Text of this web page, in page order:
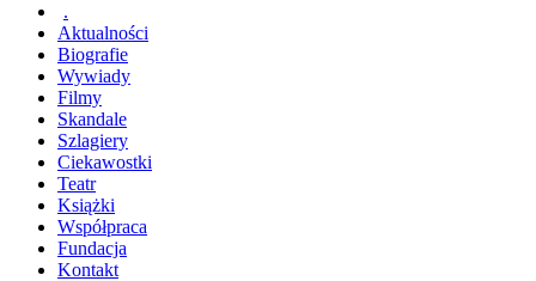
.
Aktualności
Biografie
Wywiady
Filmy
Skandale
Szlagiery
Ciekawostki
Teatr
Książki
Współpraca
Fundacja
Kontakt